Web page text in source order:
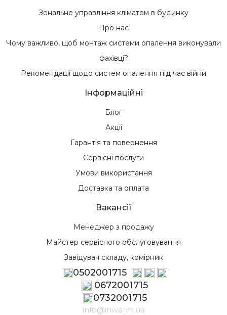
Зональне управління кліматом в будинку
Про нас
Чому важливо, щоб монтаж системи опалення виконували
фахівці?
Рекомендації щодо систем опалення під час війни
Інформаційні
Блог
Акції
Гарантія та повернення
Сервісні послуги
Умови використання
Доставка та оплата
Вакансії
Менеджер з продажу
Майстер сервісного обслуговування
Завідувач складу, комірник
0502001715
0672001715
0732001715
info@inwarm.ua